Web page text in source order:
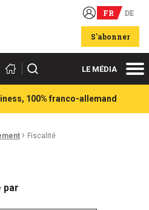
FR DE
S'abonner
Rechercher LE MÉDIA
100% franco-allemand
› Fiscalité
par